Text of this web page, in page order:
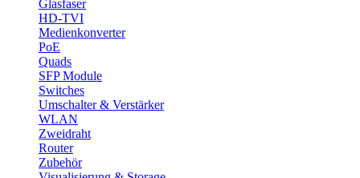
Glasfaser
HD-TVI
Medienkonverter
PoE
Quads
SFP Module
Switches
Umschalter & Verstärker
WLAN
Zweidraht
Router
Zubehör